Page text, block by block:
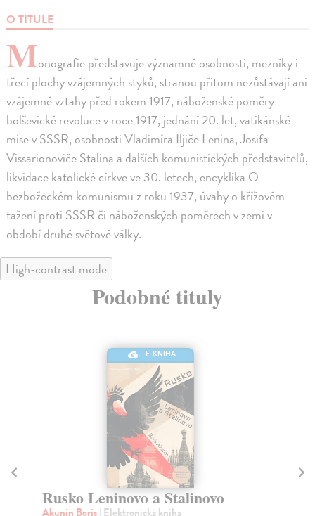
O TITULE
Monografie představuje významné osobnosti, mezníky i
třecí plochy vzájemných styků, stranou přitom nezůstávají ani
vzájemné vztahy před rokem 1917, náboženské poměry
bolševické revoluce v roce 1917, jednání 20. let, vatikánské
mise v SSSR, osobnosti Vladimíra Iljiče Lenina, Josifa
Vissarionoviče Stalina a dalších komunistických představitelů,
likvidace katolické církve ve 30. letech, encyklika O
bezbožeckém komunismu z roku 1937, úvahy o křížovém
tažení proti SSSR či náboženských poměrech v zemi v
období druhé světové války.
High-contrast mode
Podobné tituly
E-KNIHA
Rusko Leninovo a Stalinovo
Akunin Boris| Elektronická kniha